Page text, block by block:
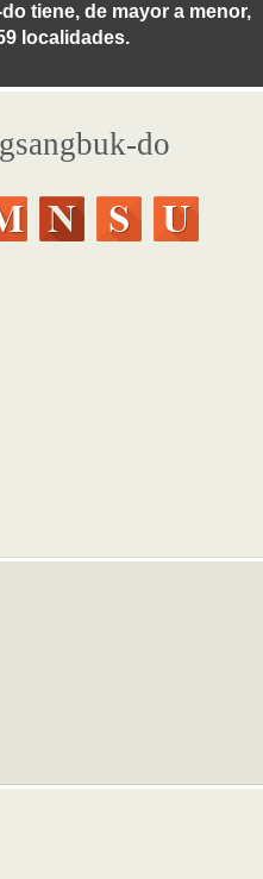
tiene, de mayor a menor,
localidades.
do